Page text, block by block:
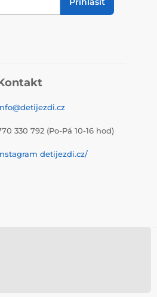
330 792 (Po-Pá 10-16 hod)
detijezdi.cz/